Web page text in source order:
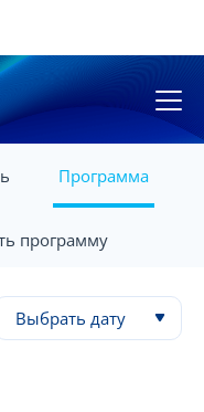
Программа
программу
Выбрать дату